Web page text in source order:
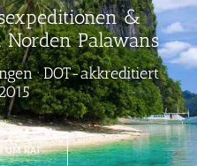
&
Palawans
· DOT-akkreditiert ·
UM RAT